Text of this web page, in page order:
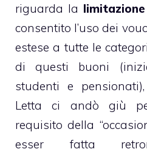
riguarda la
consentito l’uso dei
estese a tutte le
di questi buoni
studenti e
Letta ci andò giù
requisito della
esser fatta